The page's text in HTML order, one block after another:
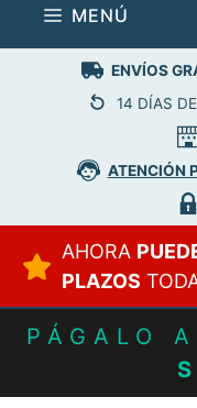
MENÚ
ENVÍOS
14 DÍAS DE
ATENCIÓN
AHORA
PLAZOS
PÁGALO